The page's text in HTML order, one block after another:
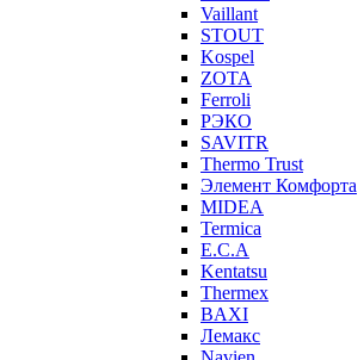
Vaillant
STOUT
Kospel
ZOTA
Ferroli
РЭКО
SAVITR
Thermo Trust
Элемент Комфорта
MIDEA
Termica
E.C.A
Kentatsu
Thermex
BAXI
Лемакс